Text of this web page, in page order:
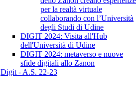
per la realtà virtuale
collaborando con l’Università
degli Studi di Udine
DIGIT 2024: Visita all'Hub
dell'Università di Udine
DIGIT 2024: metaverso e nuove
sfide digitali allo Zanon
Digit - A.S. 22-23